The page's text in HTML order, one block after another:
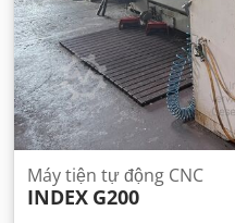
Máy tiện tự động CNC
INDEX G200